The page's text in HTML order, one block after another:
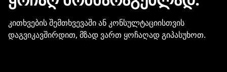
კითხვების შემთხვევაში ან კონსულტაციისთვის
დაგვიკავშირდით, მზად ვართ ყოჩაღად გიპასუხოთ.